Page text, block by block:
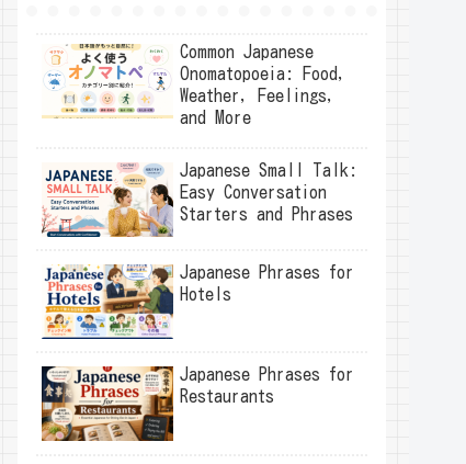
Common Japanese
Onomatopoeia: Food,
Weather, Feelings,
and More
Japanese Small Talk:
Easy Conversation
Starters and Phrases
Japanese Phrases for
Hotels
Japanese Phrases for
Restaurants